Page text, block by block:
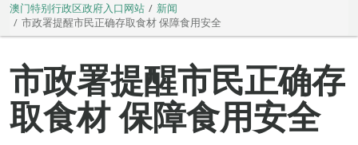
澳门特别行政区政府入口网站
新闻
市政署提醒市民正确存取食材 保障食用安全
市政署提醒市民正确存
取食材 保障食用安全